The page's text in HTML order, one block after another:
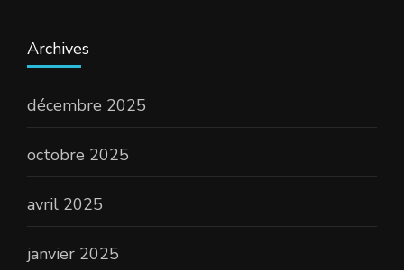
Archives
décembre 2025
octobre 2025
avril 2025
janvier 2025